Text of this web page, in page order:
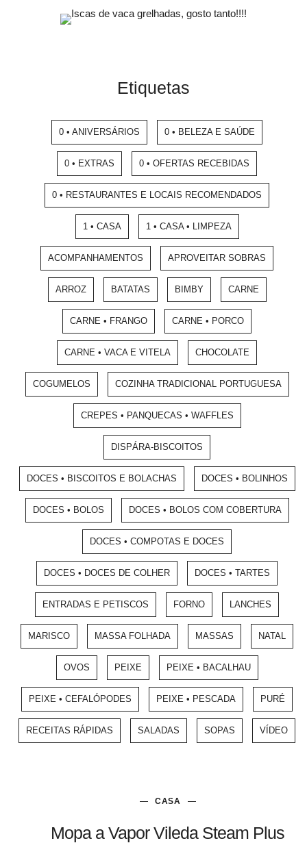
Etiquetas
0 • ANIVERSÁRIOS 0 • BELEZA E SAÚDE
0 • EXTRAS 0 • OFERTAS RECEBIDAS
0 • RESTAURANTES E LOCAIS RECOMENDADOS
1 • CASA 1 • CASA • LIMPEZA
ACOMPANHAMENTOS APROVEITAR SOBRAS
ARROZ BATATAS BIMBY CARNE
CARNE • FRANGO CARNE • PORCO
CARNE • VACA E VITELA CHOCOLATE
COGUMELOS COZINHA TRADICIONAL PORTUGUESA
CREPES • PANQUECAS • WAFFLES
DISPÁRA-BISCOITOS
DOCES • BISCOITOS E BOLACHAS DOCES • BOLINHOS
DOCES • BOLOS DOCES • BOLOS COM COBERTURA
DOCES • COMPOTAS E DOCES
DOCES • DOCES DE COLHER DOCES • TARTES
ENTRADAS E PETISCOS FORNO LANCHES
MARISCO MASSA FOLHADA MASSAS NATAL
OVOS PEIXE PEIXE • BACALHAU
PEIXE • CEFALÓPODES PEIXE • PESCADA PURÉ
RECEITAS RÁPIDAS SALADAS SOPAS VÍDEO
CASA
Mopa a Vapor Vileda Steam Plus